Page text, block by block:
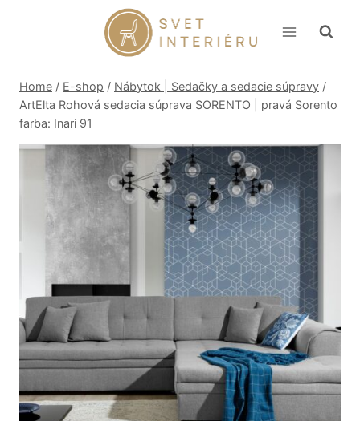
Home / E-shop / Nábytok | Sedačky a sedacie súpravy /
ArtElta Rohová sedacia súprava SORENTO | pravá Sorento
farba: Inari 91